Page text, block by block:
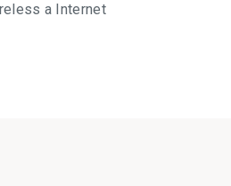
a Internet